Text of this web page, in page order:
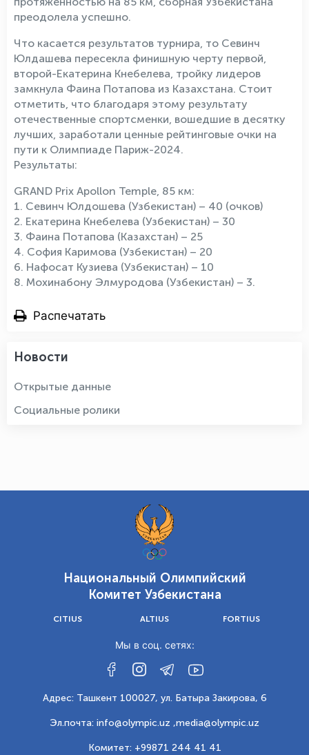
преодолела успешно.
Что касается результатов турнира, то Севинч
Юлдашева пересекла финишную черту первой,
второй-Екатерина Кнебелева, тройку лидеров
замкнула Фаина Потапова из Казахстана. Стоит
отметить, что благодаря этому результату
отечественные спортсменки, вошедшие в десятку
лучших, заработали ценные рейтинговые очки на
пути к Олимпиаде Париж-2024.
Результаты:
GRAND Prix Apollon Temple, 85 км:
1. Севинч Юлдошева (Узбекистан) – 40 (очков)
2. Екатерина Кнебелева (Узбекистан) – 30
3. Фаина Потапова (Казахстан) – 25
4. София Каримова (Узбекистан) – 20
6. Нафосат Кузиева (Узбекистан) – 10
8. Мохинабону Элмуродова (Узбекистан) – 3.
Распечатать
Новости
Открытые данные
Социальные ролики
Национальный Олимпийский
Комитет Узбекистана
CITIUS ALTIUS FORTIUS
Мы в соц. сетях:
Адрес: Ташкент 100027, ул. Батыра Закирова, 6
Эл.почта: info@olympic.uz ,media@olympic.uz
Комитет: +99871 244 41 41